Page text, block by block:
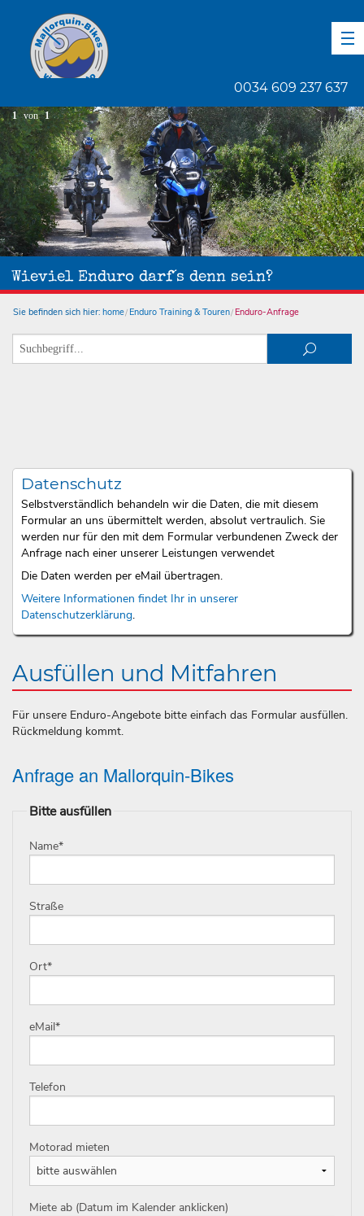
0034 609 237 637
Wieviel Enduro darf´s denn sein?
1 von 1
Sie befinden sich hier: home Enduro Training & Touren Enduro-Anfrage
Datenschutz
Selbstverständlich behandeln wir die Daten, die mit diesem
Formular an uns übermittelt werden, absolut vertraulich. Sie
werden nur für den mit dem Formular verbundenen Zweck der
Anfrage nach einer unserer Leistungen verwendet
Die Daten werden per eMail übertragen.
Weitere Informationen findet Ihr in unserer
Datenschutzerklärung.
Ausfüllen und Mitfahren
Für unsere Enduro-Angebote bitte einfach das Formular ausfüllen.
Rückmeldung kommt.
Anfrage an Mallorquin-Bikes
Bitte ausfüllen
Name*
Straße
Ort*
eMail*
Telefon
Motorad mieten
Miete ab (Datum im Kalender anklicken)